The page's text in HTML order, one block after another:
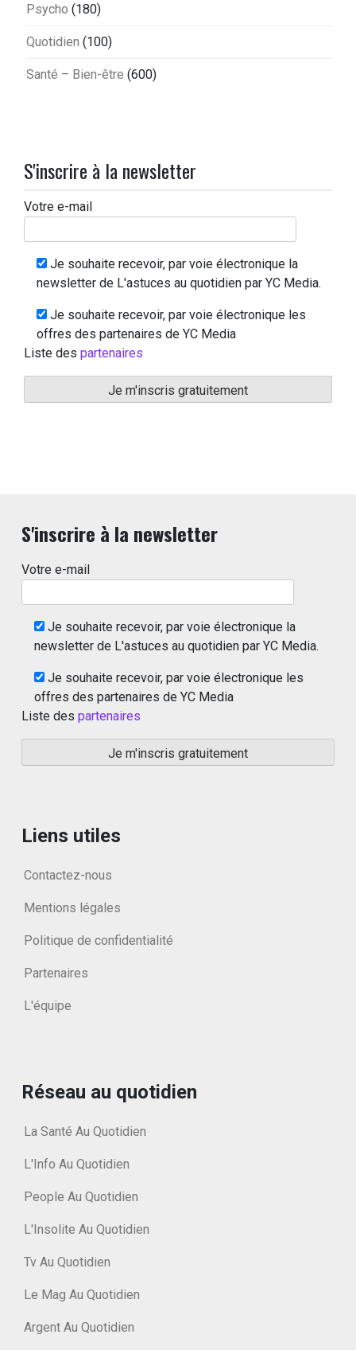
Psycho (180)
Quotidien (100)
Santé – Bien-être (600)
S'inscrire à la newsletter
Votre e-mail
Je souhaite recevoir, par voie électronique la
newsletter de L'astuces au quotidien par YC Media.
Je souhaite recevoir, par voie électronique les
offres des partenaires de YC Media
Liste des partenaires
S'inscrire à la newsletter
Votre e-mail
Je souhaite recevoir, par voie électronique la
newsletter de L'astuces au quotidien par YC Media.
Je souhaite recevoir, par voie électronique les
offres des partenaires de YC Media
Liste des partenaires
Liens utiles
Contactez-nous
Mentions légales
Politique de confidentialité
Partenaires
L'équipe
Réseau au quotidien
La Santé Au Quotidien
L'Info Au Quotidien
People Au Quotidien
L'Insolite Au Quotidien
Tv Au Quotidien
Le Mag Au Quotidien
Argent Au Quotidien